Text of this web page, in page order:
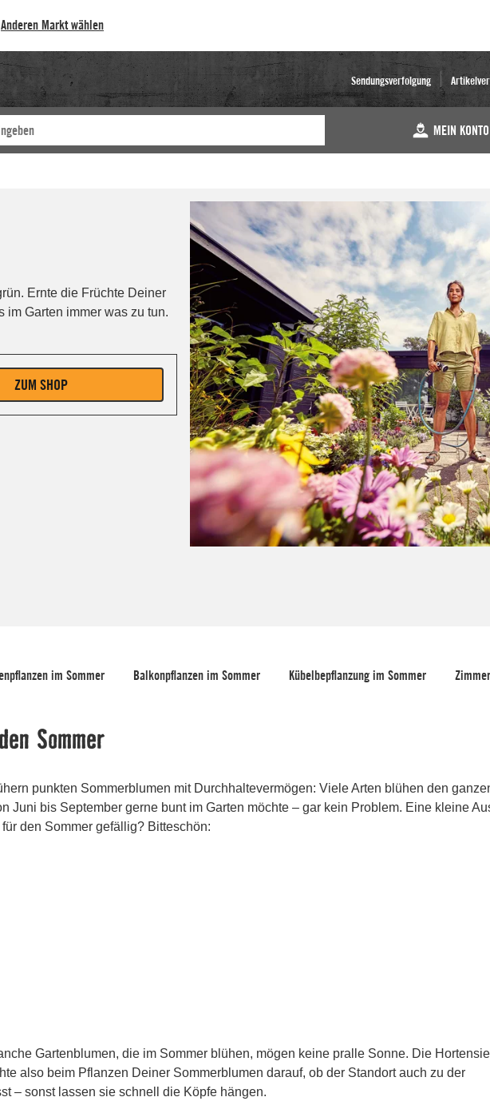
Anderen Markt wählen
Sendungsverfolgung
MEIN KONTO